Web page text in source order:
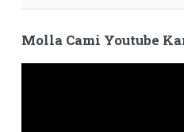
Molla Cami Youtube